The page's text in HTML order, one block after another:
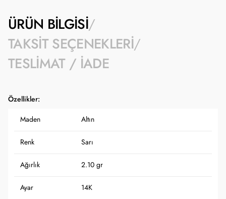
ÜRÜN BILGISI
TAKSIT SEÇENEKLERI
TESLIMAT / İADE
Özellikler:
Maden Altın
Renk Sarı
Ağırlık 2.10 gr
Ayar 14K